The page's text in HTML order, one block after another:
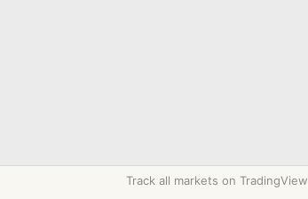
Track all markets on TradingView